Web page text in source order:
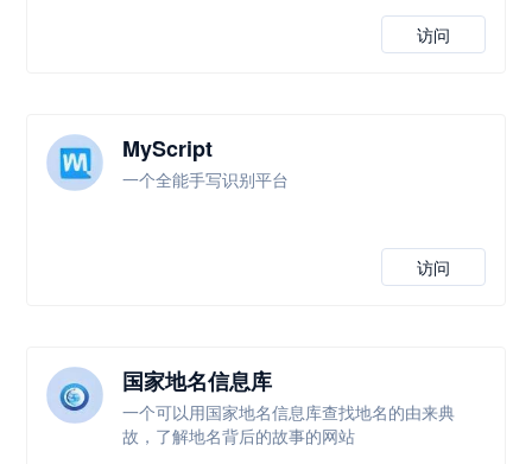
访问
MyScript
一个全能手写识别平台
访问
国家地名信息库
一个可以用国家地名信息库查找地名的由来典
故，了解地名背后的故事的网站